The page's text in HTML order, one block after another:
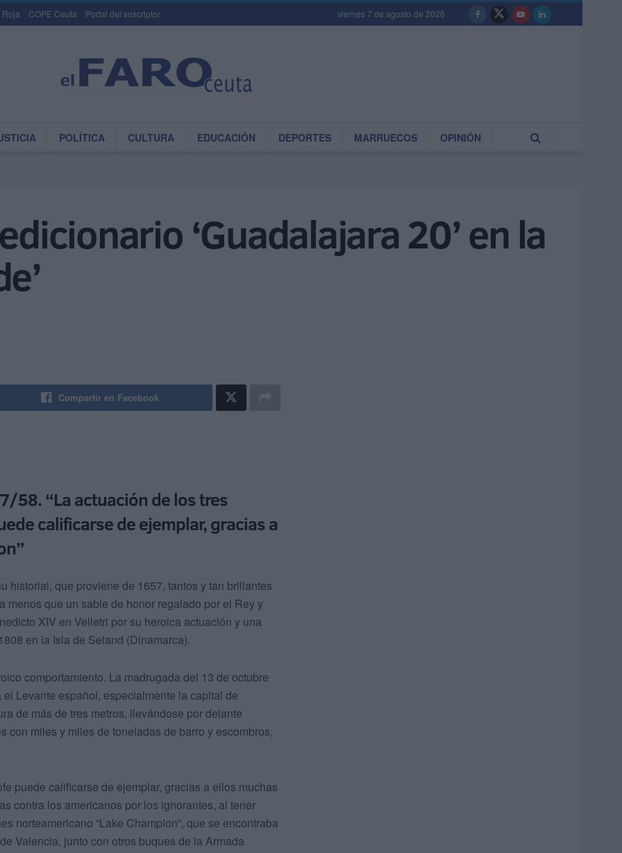
Roja COPE Ceuta Portal del suscriptor viernes 7 de agosto de 2026
POLÍTICA CULTURA EDUCACIÓN DEPORTES MARRUECOS OPINIÓN
‘Guadalajara 20’ en la
Compartir en Facebook
58. “La actuación de los tres
calificarse de ejemplar, gracias a
historial, que proviene de 1657, tantos y tan brillantes
menos que un sable de honor regalado por el Rey y
XIV en Velletri por su heroica actuación y una
en la Isla de Seland (Dinamarca).
comportamiento. La madrugada del 13 de octubre
Levante español, especialmente la capital de
de más de tres metros, llevándose por delante
miles y miles de toneladas de barro y escombros,
puede calificarse de ejemplar, gracias a ellos muchas
contra los americanos por los ignorantes, al tener
norteamericano “Lake Champion”, que se encontraba
Valencia, junto con otros buques de la Armada